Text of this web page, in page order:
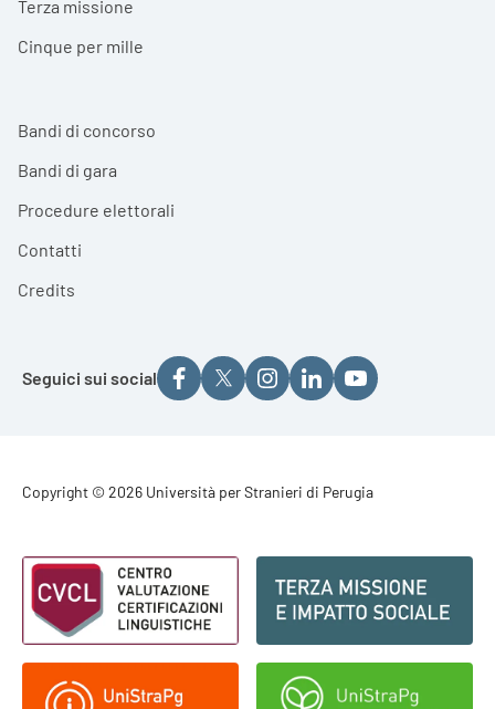
Terza missione
Cinque per mille
Bandi di concorso
Bandi di gara
Procedure elettorali
Contatti
Credits
Seguici sui social
Footer - Copyright
Copyright © 2026 Università per Stranieri di Perugia
Footer - Loghi